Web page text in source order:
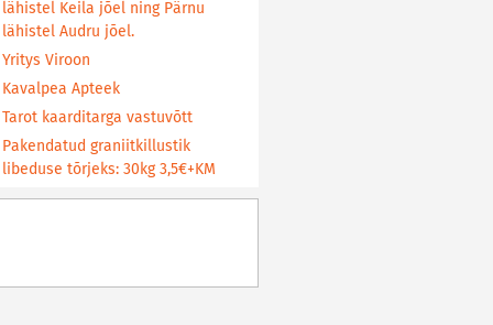
lähistel Keila jõel ning Pärnu
lähistel Audru jõel.
Yritys Viroon
Kavalpea Apteek
Tarot kaarditarga vastuvõtt
Pakendatud graniitkillustik
libeduse tõrjeks: 30kg 3,5€+KM